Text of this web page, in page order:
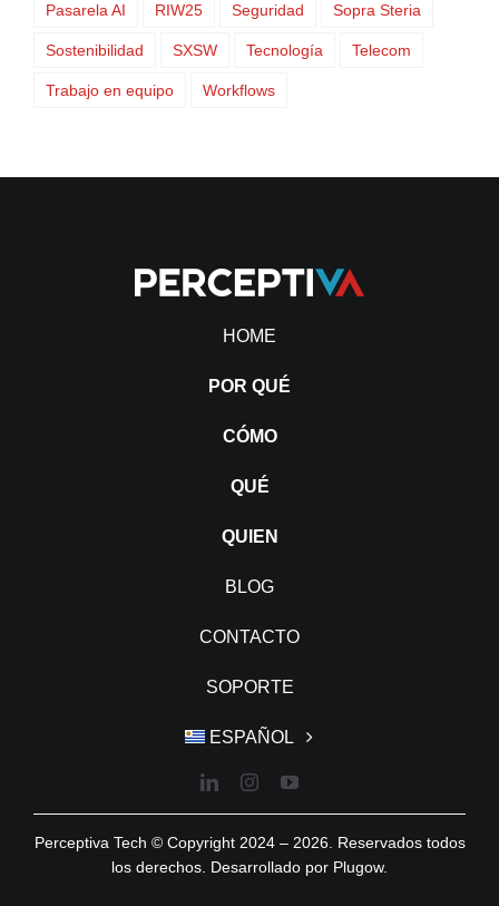
Pasarela AI RIW25 Seguridad Sopra Steria
Sostenibilidad SXSW Tecnología Telecom
Trabajo en equipo Workflows
HOME
POR QUÉ
CÓMO
QUÉ
QUIEN
BLOG
CONTACTO
SOPORTE
ESPAÑOL
Perceptiva Tech © Copyright 2024 – 2026. Reservados todos
los derechos. Desarrollado por Plugow.